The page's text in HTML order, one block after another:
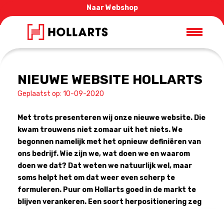
Naar Webshop
NIEUWE WEBSITE HOLLARTS
Geplaatst op: 10-09-2020
Met trots presenteren wij onze nieuwe website. Die
kwam trouwens niet zomaar uit het niets. We
begonnen namelijk met het opnieuw definiëren van
ons bedrijf. Wie zijn we, wat doen we en waarom
doen we dat? Dat weten we natuurlijk wel, maar
soms helpt het om dat weer even scherp te
formuleren. Puur om Hollarts goed in de markt te
blijven verankeren. Een soort herpositionering zeg